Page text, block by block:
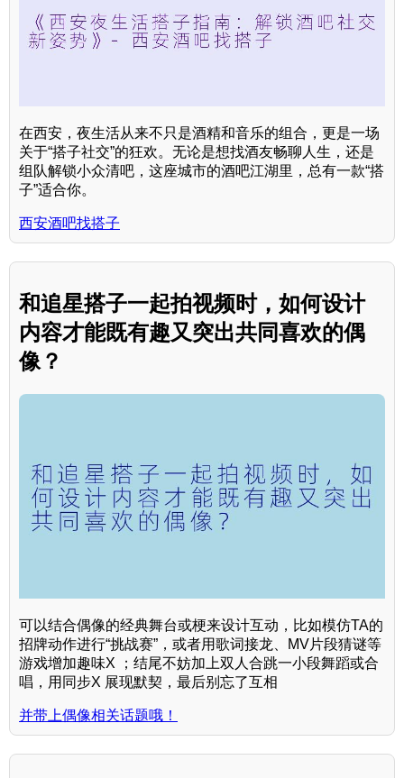
在西安，夜生活从来不只是酒精和音乐的组合，更是一场
关于“搭子社交”的狂欢。无论是想找酒友畅聊人生，还是
组队解锁小众清吧，这座城市的酒吧江湖里，总有一款“搭
子”适合你。
西安酒吧找搭子
和追星搭子一起拍视频时，如何设计
内容才能既有趣又突出共同喜欢的偶
像？
可以结合偶像的经典舞台或梗来设计互动，比如模仿TA的
招牌动作进行“挑战赛”，或者用歌词接龙、MV片段猜谜等
游戏增加趣味X ；结尾不妨加上双人合跳一小段舞蹈或合
唱，用同步X 展现默契，最后别忘了互相
并带上偶像相关话题哦！